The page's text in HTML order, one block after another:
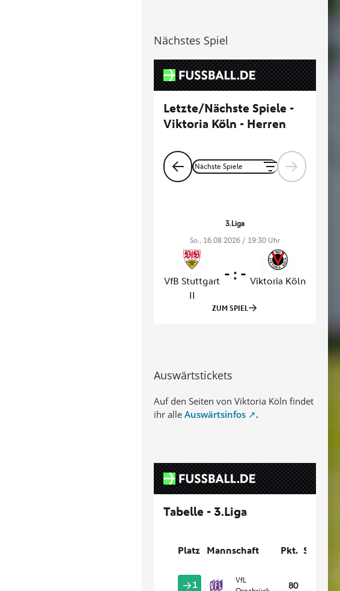
Nächstes Spiel
Auswärtstickets
Auf den Seiten von Viktoria Köln findet
ihr alle Auswärtsinfos .